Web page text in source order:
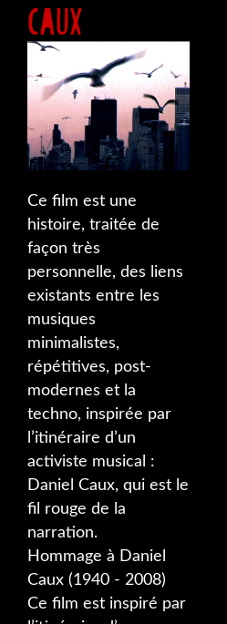
CAUX
Ce film est une
histoire, traitée de
façon très
personnelle, des liens
existants entre les
musiques
minimalistes,
répétitives, post-
modernes et la
techno, inspirée par
l’itinéraire d’un
activiste musical :
Daniel Caux, qui est le
fil rouge de la
narration.
Hommage à Daniel
Caux (1940 - 2008)
Ce film est inspiré par